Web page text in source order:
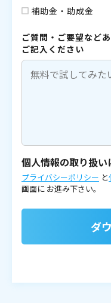
補助金・助成金
ご質問・ご要望など
ご記入ください
個人情報の取り扱い
プライバシーポリシー と
画面に お進み下さい。
ダ